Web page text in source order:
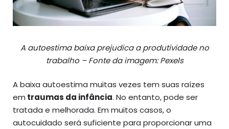
A autoestima baixa prejudica a produtividade no
trabalho – Fonte da imagem: Pexels
A baixa autoestima muitas vezes tem suas raízes
em traumas da infância. No entanto, pode ser
tratada e melhorada. Em muitos casos, o
autocuidado será suficiente para proporcionar uma